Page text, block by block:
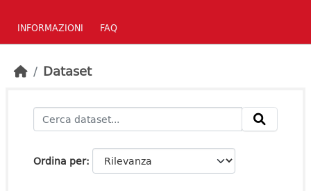
INFORMAZIONI FAQ
Dataset
Ordina per